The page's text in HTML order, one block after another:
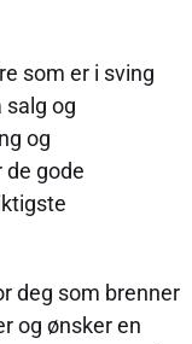
som er i sving
og
og
gode
deg som brenner
og ønsker en